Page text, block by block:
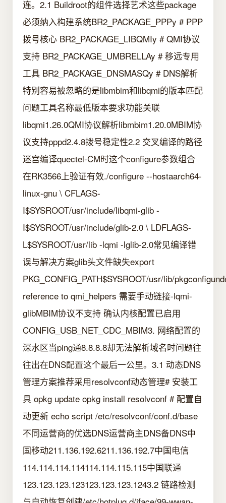
连。2.1 Buildroot的组件选择艺术这些package
必须纳入构建系统BR2_PACKAGE_PPPy # PPP
拨号核心 BR2_PACKAGE_LIBQMIy # QMI协议
支持 BR2_PACKAGE_UMBRELLAy # 移远专用
工具 BR2_PACKAGE_DNSMASQy # DNS解析
特别容易被忽略的是libmbim和libqmi的版本匹配
问题工具名称最低版本要求功能关联
libqmi1.26.0QMI协议解析libmbim1.20.0MBIM协
议支持pppd2.4.8拨号稳定性2.2 交叉编译的路径
迷宫编译quectel-CM时这个configure参数组合
在RK3566上验证有效./configure --hostaarch64-
linux-gnu \ CFLAGS-
I$SYSROOT/usr/include/libqmi-glib -
I$SYSROOT/usr/include/glib-2.0 \ LDFLAGS-
L$SYSROOT/usr/lib -lqmi -lglib-2.0常见编译错
误与解决方案glib头文件缺失export
PKG_CONFIG_PATH$SYSROOT/usr/lib/
reference to qmi_helpers 需要手动链接-lqmi-
glibMBIM协议不支持 确认内核配置已启用
CONFIG_USB_NET_CDC_MBIM3. 网络配置的
深水区当ping通8.8.8.8却无法解析域名时问题往
往出在DNS配置这个最后一公里。3.1 动态DNS
管理方案推荐采用resolvconf动态管理# 安装工
具 opkg update opkg install resolvconf # 配置自
动更新 echo script /etc/resolvconf/conf.d/base
不同运营商的优选DNS运营商主DNS备DNS中
国移动211.136.192.6211.136.192.7中国电信
114.114.114.114114.114.115.115中国联通
123.123.123.123123.123.123.1243.2 链路检测